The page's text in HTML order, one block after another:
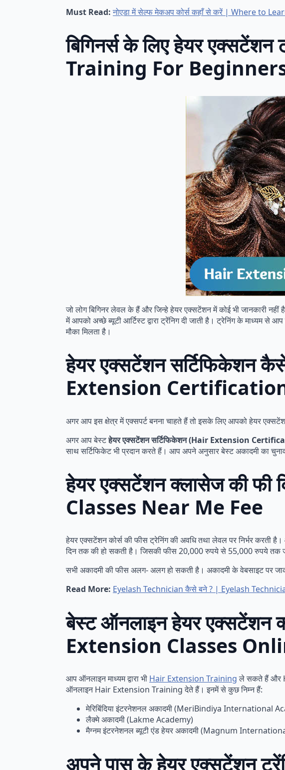
Must Read:नोएडा में सेल्फ मेकअप कोर्स कहाँ से करें | Where to
बिगिनर्स के लिए हेयर
Training For
जो लोग बिगिनर लेवल के हैं और जिन्हे हेयर एक्सटेंशन में कोई भी जानकारी
में आपको अच्छे ब्यूटी आर्टिस्ट द्वारा ट्रेंनिग दी जाती है। ट्रेनिंग के माध्यम
मौका मिलता है।
हेयर एक्सटेंशन सर्टिफिकेशन
Extension
अगर आप इस क्षेत्र में एक्सपर्ट बनना चाहते हैं तो इसके लिए आपको हेयर
अगर आप बेस्टहेयर एक्सटेंशन सर्टिफिकेशन (Hair Extension
साथ सर्टिफिकेट भी प्रदान करते हैं। आप अपने अनुसार बेस्ट अकादमी का
हेयर एक्सटेंशन क्लासेज की फी
Classes Near Me Fee
हेयर एक्सटेंशन कोर्स की फीस ट्रेनिंग की अवधि तथा लेवल पर निर्भर करती
दिन तक की हो सकती है। जिसकी फीस 20,000 रुपये से 55,000 रुपये तक
सभी अकादमी की फीस अलग- अलग हो सकती है। अकादमी के वेबसाइट पर
Read More: Eyelash Technician कैसे बने ? | Eyelash
बेस्ट ऑनलाइन हेयर एक्सटेंशन
Extension Classes
आप ऑनलाइन माध्यम द्वारा भी Hair Extension Trainingले सकते हैं और
ऑनलाइन Hair Extension Training देते हैं। इनमें से कुछ निम्न हैं:
मेरिबिंदिया इंटरनेशनल अकादमी (MeriBindiya International
लैक्मे अकादमी (Lakme Academy)
मैग्नम इंटरनेशनल ब्यूटी एंड हेयर अकादमी (Magnum
अपने पास के हेयर एक्सटेंशन